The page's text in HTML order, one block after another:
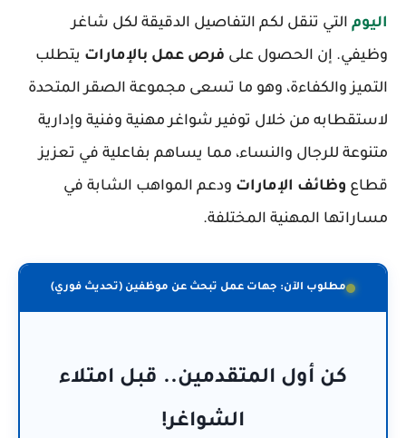
اليوم التي تنقل لكم التفاصيل الدقيقة لكل شاغر
وظيفي. إن الحصول على فرص عمل بالإمارات يتطلب
التميز والكفاءة، وهو ما تسعى مجموعة الصقر المتحدة
لاستقطابه من خلال توفير شواغر مهنية وفنية وإدارية
متنوعة للرجال والنساء، مما يساهم بفاعلية في تعزيز
قطاع وظائف الإمارات ودعم المواهب الشابة في
مساراتها المهنية المختلفة.
مطلوب الآن: جهات عمل تبحث عن موظفين (تحديث فوري)
كن أول المتقدمين.. قبل امتلاء
الشواغر!